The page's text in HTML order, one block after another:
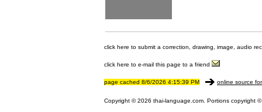
click here to submit a correction, drawing, image, audio
click here to e-mail this page to a friend
page cached 8/6/2026 4:15:39 PM online source
Copyright © 2026 thai-language.com. Portions copyright